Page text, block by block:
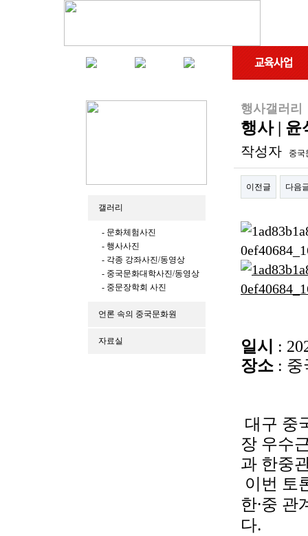
갤러리
- 문화체험사진
- 행사사진
- 각종 강좌사진/동영상
- 중국문화대학사진/동영상
- 중문장학회 사진
언론 속의 중국문화원
자료실
행사갤러리
행사 |
작성자 중국
이전글 다음
본문
일시 :
장소 :
대구 중
장 우수
과 한중
이번 토
한·중
다.